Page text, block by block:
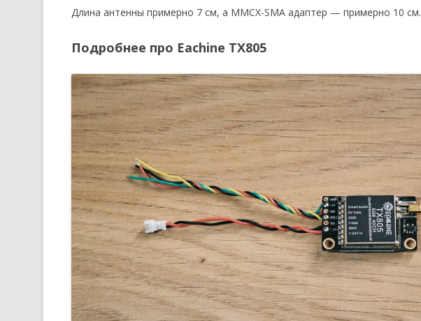
Длина антенны примерно 7 см, а MMCX-SMA адаптер — примерно 10 см.
Подробнее про Eachine TX805